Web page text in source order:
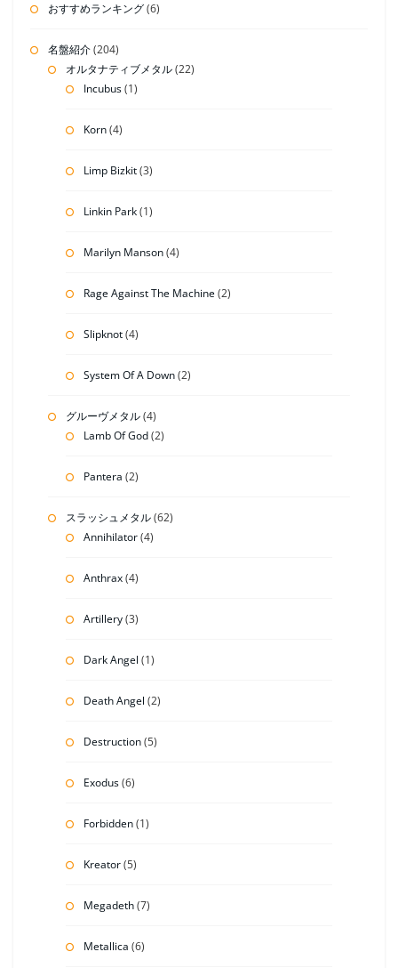
おすすめランキング(6)
名盤紹介(204)
オルタナティブメタル(22)
Incubus(1)
Korn(4)
Limp Bizkit(3)
Linkin Park(1)
Marilyn Manson(4)
Rage Against The Machine(2)
Slipknot(4)
System Of A Down(2)
グルーヴメタル(4)
Lamb Of God(2)
Pantera (2)
スラッシュメタル(62)
Annihilator(4)
Anthrax(4)
Artillery(3)
Dark Angel (1)
Death Angel (2)
Destruction(5)
Exodus(6)
Forbidden(1)
Kreator(5)
Megadeth(7)
Metallica (6)